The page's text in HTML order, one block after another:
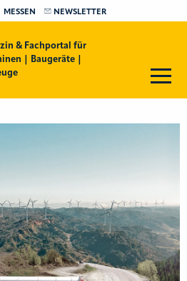
MESSEN NEWSLETTER
& Fachportal für
| Baugeräte |